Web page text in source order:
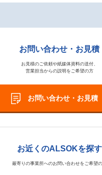
お問い合わせ・お見積
お見積のご依頼や紙媒体資料の送付、
営業担当からの説明をご希望の方
お問い合わせ・お見積
お近くのALSOKを探す
最寄りの事業所へのお問い合わせをご希望